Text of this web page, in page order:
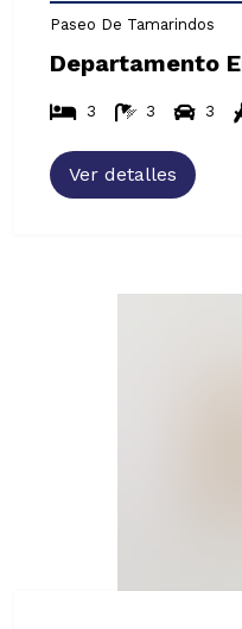
Paseo De Tamarindos
3 3 3
Ver detalles